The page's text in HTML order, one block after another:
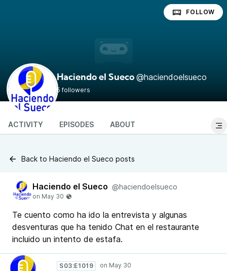
Haciendo el Sueco @haciendoelsueco
5 followers
FOLLOW
ACTIVITY EPISODES ABOUT
Back to Haciendo el Sueco posts
Haciendo el Sueco @haciendoelsueco
Te cuento como ha ido la entrevista y algunas
desventuras que ha tenido Chat en el restaurante
incluido un intento de estafa.
S03:E1019